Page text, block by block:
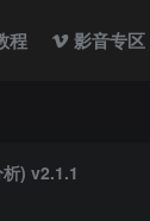
程 影音专区
) v2.1.1